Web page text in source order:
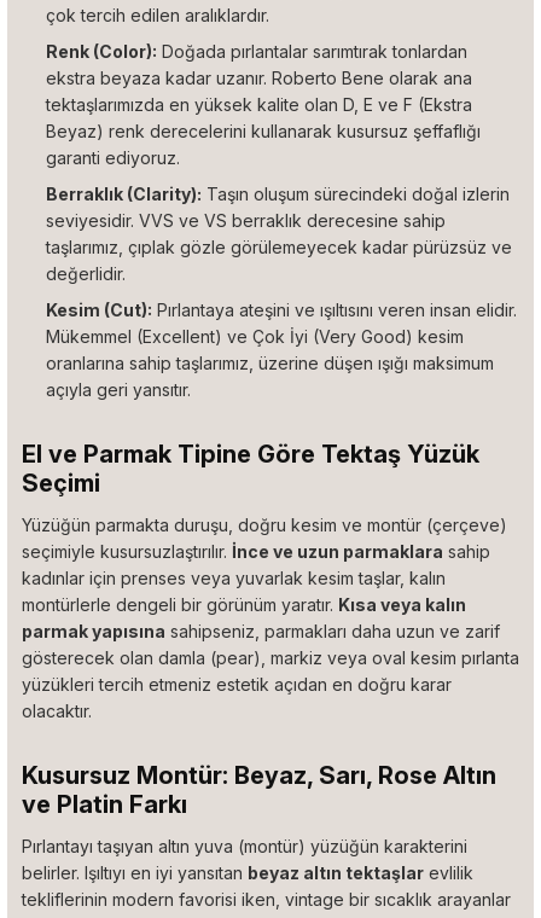
çok tercih edilen aralıklardır.
Renk (Color): Doğada pırlantalar sarımtırak tonlardan
ekstra beyaza kadar uzanır. Roberto Bene olarak ana
tektaşlarımızda en yüksek kalite olan D, E ve F (Ekstra
Beyaz) renk derecelerini kullanarak kusursuz şeffaflığı
garanti ediyoruz.
Berraklık (Clarity): Taşın oluşum sürecindeki doğal izlerin
seviyesidir. VVS ve VS berraklık derecesine sahip
taşlarımız, çıplak gözle görülemeyecek kadar pürüzsüz ve
değerlidir.
Kesim (Cut): Pırlantaya ateşini ve ışıltısını veren insan elidir.
Mükemmel (Excellent) ve Çok İyi (Very Good) kesim
oranlarına sahip taşlarımız, üzerine düşen ışığı maksimum
açıyla geri yansıtır.
El ve Parmak Tipine Göre Tektaş Yüzük
Seçimi
Yüzüğün parmakta duruşu, doğru kesim ve montür (çerçeve)
seçimiyle kusursuzlaştırılır. İnce ve uzun parmaklara sahip
kadınlar için prenses veya yuvarlak kesim taşlar, kalın
montürlerle dengeli bir görünüm yaratır. Kısa veya kalın
parmak yapısına sahipseniz, parmakları daha uzun ve zarif
gösterecek olan damla (pear), markiz veya oval kesim pırlanta
yüzükleri tercih etmeniz estetik açıdan en doğru karar
olacaktır.
Kusursuz Montür: Beyaz, Sarı, Rose Altın
ve Platin Farkı
Pırlantayı taşıyan altın yuva (montür) yüzüğün karakterini
belirler. Işıltıyı en iyi yansıtan beyaz altın tektaşlar evlilik
tekliflerinin modern favorisi iken, vintage bir sıcaklık arayanlar